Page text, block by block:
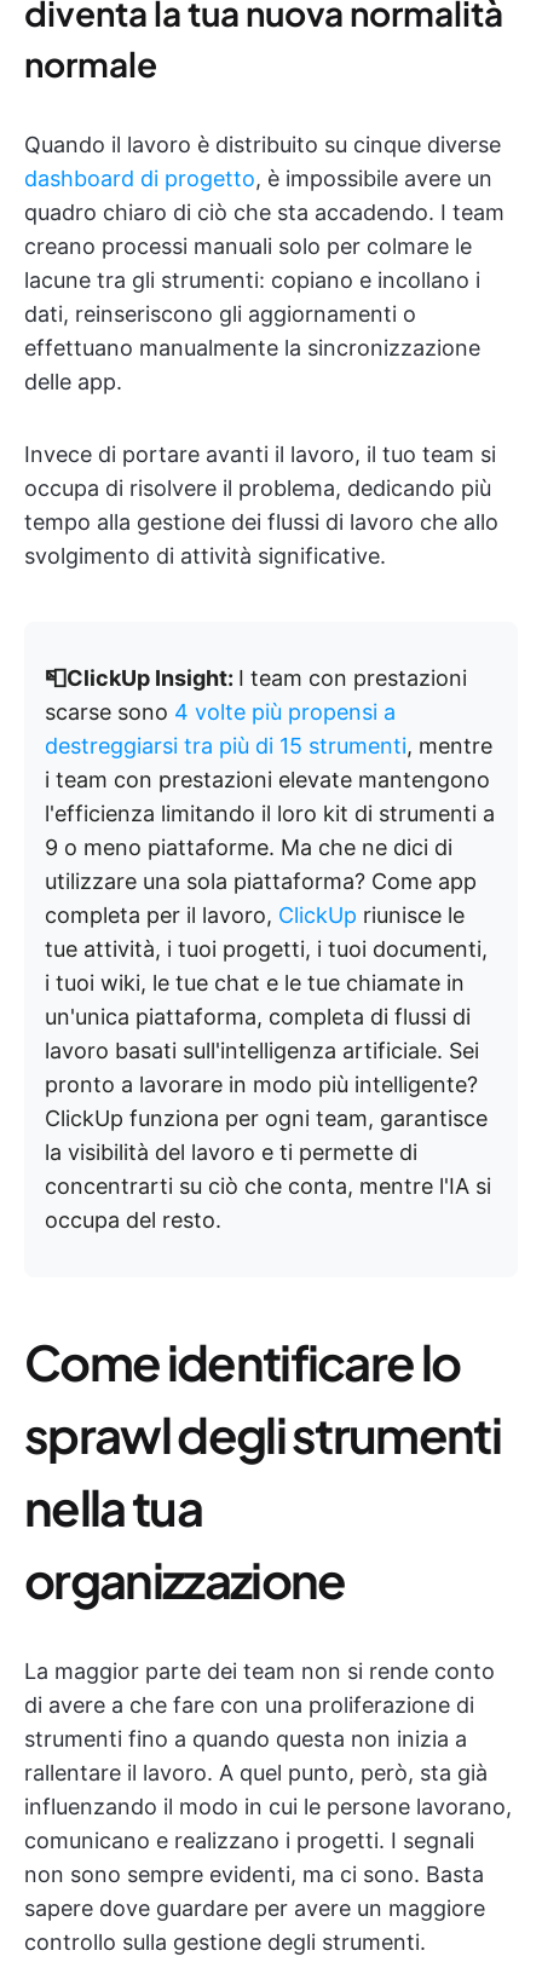
diventa la tua nuova normalità
normale
Quando il lavoro è distribuito su cinque diverse
dashboard di progetto, è impossibile avere un
quadro chiaro di ciò che sta accadendo. I team
creano processi manuali solo per colmare le
lacune tra gli strumenti: copiano e incollano i
dati, reinseriscono gli aggiornamenti o
effettuano manualmente la sincronizzazione
delle app.
Invece di portare avanti il lavoro, il tuo team si
occupa di risolvere il problema, dedicando più
tempo alla gestione dei flussi di lavoro che allo
svolgimento di attività significative.
📮ClickUp Insight: I team con prestazioni
scarse sono 4 volte più propensi a
destreggiarsi tra più di 15 strumenti, mentre
i team con prestazioni elevate mantengono
l'efficienza limitando il loro kit di strumenti a
9 o meno piattaforme. Ma che ne dici di
utilizzare una sola piattaforma? Come app
completa per il lavoro, ClickUp riunisce le
tue attività, i tuoi progetti, i tuoi documenti,
i tuoi wiki, le tue chat e le tue chiamate in
un'unica piattaforma, completa di flussi di
lavoro basati sull'intelligenza artificiale. Sei
pronto a lavorare in modo più intelligente?
ClickUp funziona per ogni team, garantisce
la visibilità del lavoro e ti permette di
concentrarti su ciò che conta, mentre l'IA si
occupa del resto.
Come identificare lo
sprawl degli strumenti
nella tua
organizzazione
La maggior parte dei team non si rende conto
di avere a che fare con una proliferazione di
strumenti fino a quando questa non inizia a
rallentare il lavoro. A quel punto, però, sta già
influenzando il modo in cui le persone lavorano,
comunicano e realizzano i progetti. I segnali
non sono sempre evidenti, ma ci sono. Basta
sapere dove guardare per avere un maggiore
controllo sulla gestione degli strumenti.